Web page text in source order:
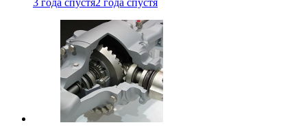
3 года спустя2 года спустя